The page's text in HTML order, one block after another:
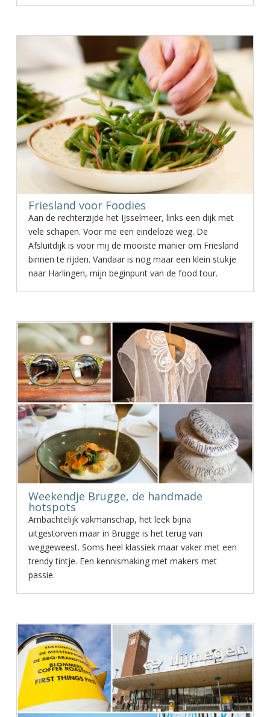
Friesland voor Foodies
Aan de rechterzijde het IJsselmeer, links een dijk met
vele schapen. Voor me een eindeloze weg. De
Afsluitdijk is voor mij de mooiste manier om Friesland
binnen te rijden. Vandaar is nog maar een klein stukje
naar Harlingen, mijn beginpunt van de food tour.
Weekendje Brugge, de handmade
hotspots
Ambachtelijk vakmanschap, het leek bijna
uitgestorven maar in Brugge is het terug van
weggeweest. Soms heel klassiek maar vaker met een
trendy tintje. Een kennismaking met makers met
passie.